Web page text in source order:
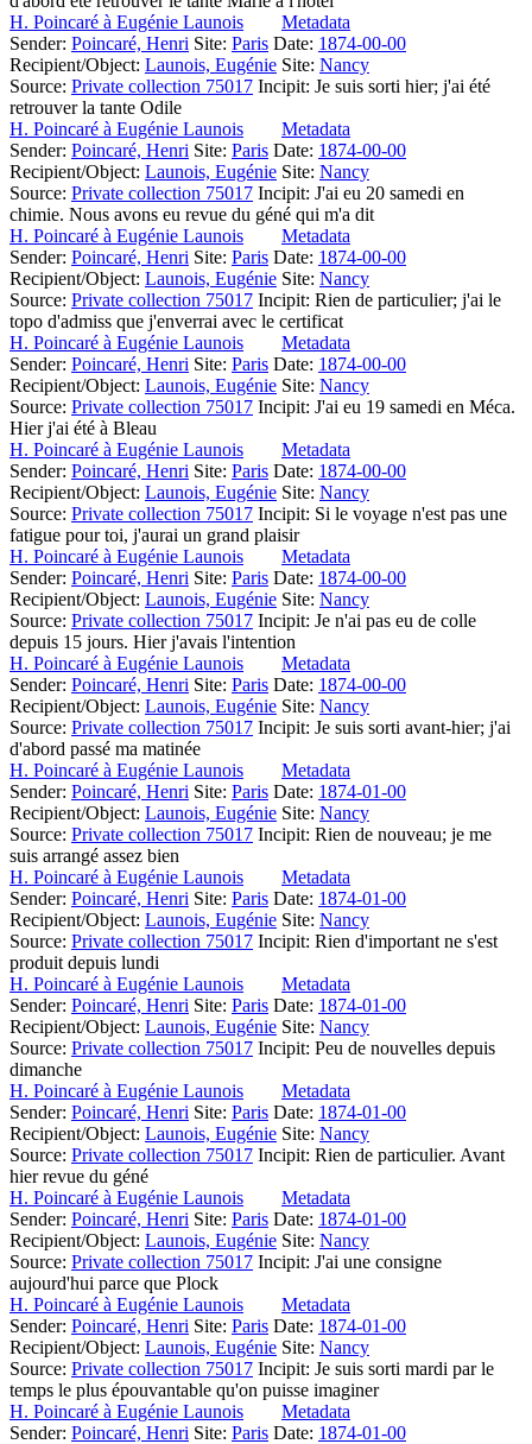
H. Poincaré à Eugénie Launois
Metadata
Sender: Poincaré, Henri Site: Paris Date: 1874-00-00
Recipient/Object: Launois, Eugénie Site: Nancy
Source: Private collection 75017 Incipit: Je suis sorti hier; j'ai été
retrouver la tante Odile
H. Poincaré à Eugénie Launois
Metadata
Sender: Poincaré, Henri Site: Paris Date: 1874-00-00
Recipient/Object: Launois, Eugénie Site: Nancy
Source: Private collection 75017 Incipit: J'ai eu 20 samedi en
chimie. Nous avons eu revue du géné qui m'a dit
H. Poincaré à Eugénie Launois
Metadata
Sender: Poincaré, Henri Site: Paris Date: 1874-00-00
Recipient/Object: Launois, Eugénie Site: Nancy
Source: Private collection 75017 Incipit: Rien de particulier; j'ai le
topo d'admiss que j'enverrai avec le certificat
H. Poincaré à Eugénie Launois
Metadata
Sender: Poincaré, Henri Site: Paris Date: 1874-00-00
Recipient/Object: Launois, Eugénie Site: Nancy
Source: Private collection 75017 Incipit: J'ai eu 19 samedi en Méca.
Hier j'ai été à Bleau
H. Poincaré à Eugénie Launois
Metadata
Sender: Poincaré, Henri Site: Paris Date: 1874-00-00
Recipient/Object: Launois, Eugénie Site: Nancy
Source: Private collection 75017 Incipit: Si le voyage n'est pas une
fatigue pour toi, j'aurai un grand plaisir
H. Poincaré à Eugénie Launois
Metadata
Sender: Poincaré, Henri Site: Paris Date: 1874-00-00
Recipient/Object: Launois, Eugénie Site: Nancy
Source: Private collection 75017 Incipit: Je n'ai pas eu de colle
depuis 15 jours. Hier j'avais l'intention
H. Poincaré à Eugénie Launois
Metadata
Sender: Poincaré, Henri Site: Paris Date: 1874-00-00
Recipient/Object: Launois, Eugénie Site: Nancy
Source: Private collection 75017 Incipit: Je suis sorti avant-hier; j'ai
d'abord passé ma matinée
H. Poincaré à Eugénie Launois
Metadata
Sender: Poincaré, Henri Site: Paris Date: 1874-01-00
Recipient/Object: Launois, Eugénie Site: Nancy
Source: Private collection 75017 Incipit: Rien de nouveau; je me
suis arrangé assez bien
H. Poincaré à Eugénie Launois
Metadata
Sender: Poincaré, Henri Site: Paris Date: 1874-01-00
Recipient/Object: Launois, Eugénie Site: Nancy
Source: Private collection 75017 Incipit: Rien d'important ne s'est
produit depuis lundi
H. Poincaré à Eugénie Launois
Metadata
Sender: Poincaré, Henri Site: Paris Date: 1874-01-00
Recipient/Object: Launois, Eugénie Site: Nancy
Source: Private collection 75017 Incipit: Peu de nouvelles depuis
dimanche
H. Poincaré à Eugénie Launois
Metadata
Sender: Poincaré, Henri Site: Paris Date: 1874-01-00
Recipient/Object: Launois, Eugénie Site: Nancy
Source: Private collection 75017 Incipit: Rien de particulier. Avant
hier revue du géné
H. Poincaré à Eugénie Launois
Metadata
Sender: Poincaré, Henri Site: Paris Date: 1874-01-00
Recipient/Object: Launois, Eugénie Site: Nancy
Source: Private collection 75017 Incipit: J'ai une consigne
aujourd'hui parce que Plock
H. Poincaré à Eugénie Launois
Metadata
Sender: Poincaré, Henri Site: Paris Date: 1874-01-00
Recipient/Object: Launois, Eugénie Site: Nancy
Source: Private collection 75017 Incipit: Je suis sorti mardi par le
temps le plus épouvantable qu'on puisse imaginer
H. Poincaré à Eugénie Launois
Metadata
Sender: Poincaré, Henri Site: Paris Date: 1874-01-00